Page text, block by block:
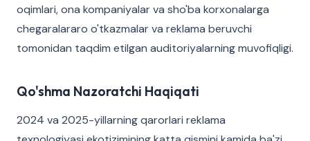
oqimlari, ona kompaniyalar va sho'ba korxonalarga
chegaralararo o'tkazmalar va reklama beruvchi
tomonidan taqdim etilgan auditoriyalarning muvofiqligi.
Qo'shma Nazoratchi Haqiqati
2024 va 2025-yillarning qarorlari reklama